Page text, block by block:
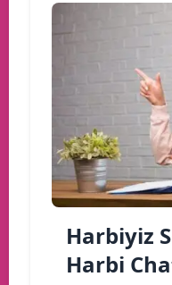
Harbiyiz
Harbi